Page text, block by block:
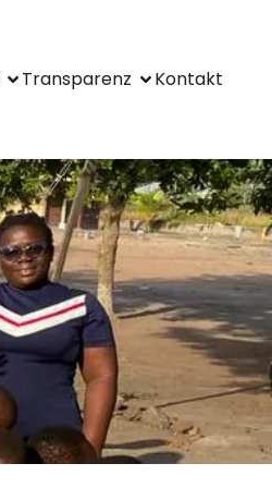
Trans­pa­renz Kon­takt